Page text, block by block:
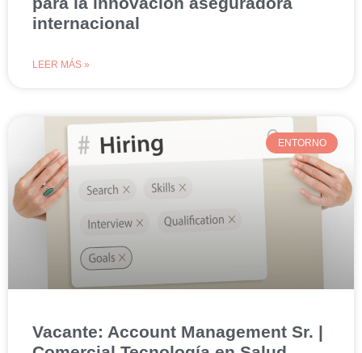
internacional
LEER MÁS »
ENTORNO
Vacante: Account Management Sr. |